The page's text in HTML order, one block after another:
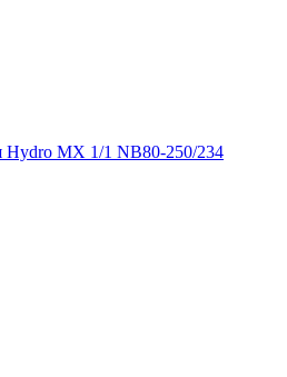
Hydro MX 1/1 NB80-250/234